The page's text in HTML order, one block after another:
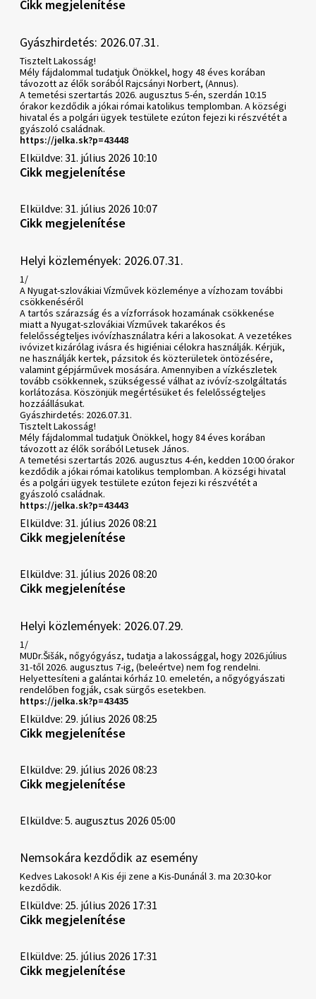
Cikk megjelenítése
Gyászhirdetés: 2026.07.31.
Tisztelt Lakosság!
Mély fájdalommal tudatjuk Önökkel, hogy 48 éves korában
távozott az élők sorából Rajcsányi Norbert, (Annus).
A temetési szertartás 2026. augusztus 5-én, szerdán 10:15
órakor kezdődik a jókai római katolikus templomban. A községi
hivatal és a polgári ügyek testülete ezúton fejezi ki részvétét a
gyászoló családnak.
https://jelka.sk?p=43448
Elküldve: 31. július 2026 10:10
Cikk megjelenítése
Elküldve: 31. július 2026 10:07
Cikk megjelenítése
Helyi közlemények: 2026.07.31.
1/
A Nyugat-szlovákiai Vízművek közleménye a vízhozam további
csökkenéséről
A tartós szárazság és a vízforrások hozamának csökkenése
miatt a Nyugat-szlovákiai Vízművek takarékos és
felelősségteljes ivóvízhasználatra kéri a lakosokat. A vezetékes
ivóvizet kizárólag ivásra és higiéniai célokra használják. Kérjük,
ne használják kertek, pázsitok és közterületek öntözésére,
valamint gépjárművek mosására. Amennyiben a vízkészletek
tovább csökkennek, szükségessé válhat az ivóvíz-szolgáltatás
korlátozása. Köszönjük megértésüket és felelősségteljes
hozzáállásukat.
Gyászhirdetés: 2026.07.31.
Tisztelt Lakosság!
Mély fájdalommal tudatjuk Önökkel, hogy 84 éves korában
távozott az élők sorából Letusek János.
A temetési szertartás 2026. augusztus 4-én, kedden 10:00 órakor
kezdődik a jókai római katolikus templomban. A községi hivatal
és a polgári ügyek testülete ezúton fejezi ki részvétét a
gyászoló családnak.
https://jelka.sk?p=43443
Elküldve: 31. július 2026 08:21
Cikk megjelenítése
Elküldve: 31. július 2026 08:20
Cikk megjelenítése
Helyi közlemények: 2026.07.29.
1/
MUDr.Šišák, nőgyógyász, tudatja a lakossággal, hogy 2026.július
31-től 2026. augusztus 7-ig, (beleértve) nem fog rendelni.
Helyettesíteni a galántai kórház 10. emeletén, a nőgyógyászati
rendelőben fogják, csak sürgős esetekben.
https://jelka.sk?p=43435
Elküldve: 29. július 2026 08:25
Cikk megjelenítése
Elküldve: 29. július 2026 08:23
Cikk megjelenítése
Elküldve: 5. augusztus 2026 05:00
Nemsokára kezdődik az esemény
Kedves Lakosok! A Kis éji zene a Kis-Dunánál 3. ma 20:30-kor
kezdődik.
Elküldve: 25. július 2026 17:31
Cikk megjelenítése
Elküldve: 25. július 2026 17:31
Cikk megjelenítése